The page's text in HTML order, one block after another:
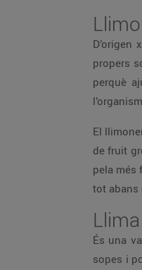
propers
perquè
El
de fruit
pela més
tot abans
Llima
És una
sopes i